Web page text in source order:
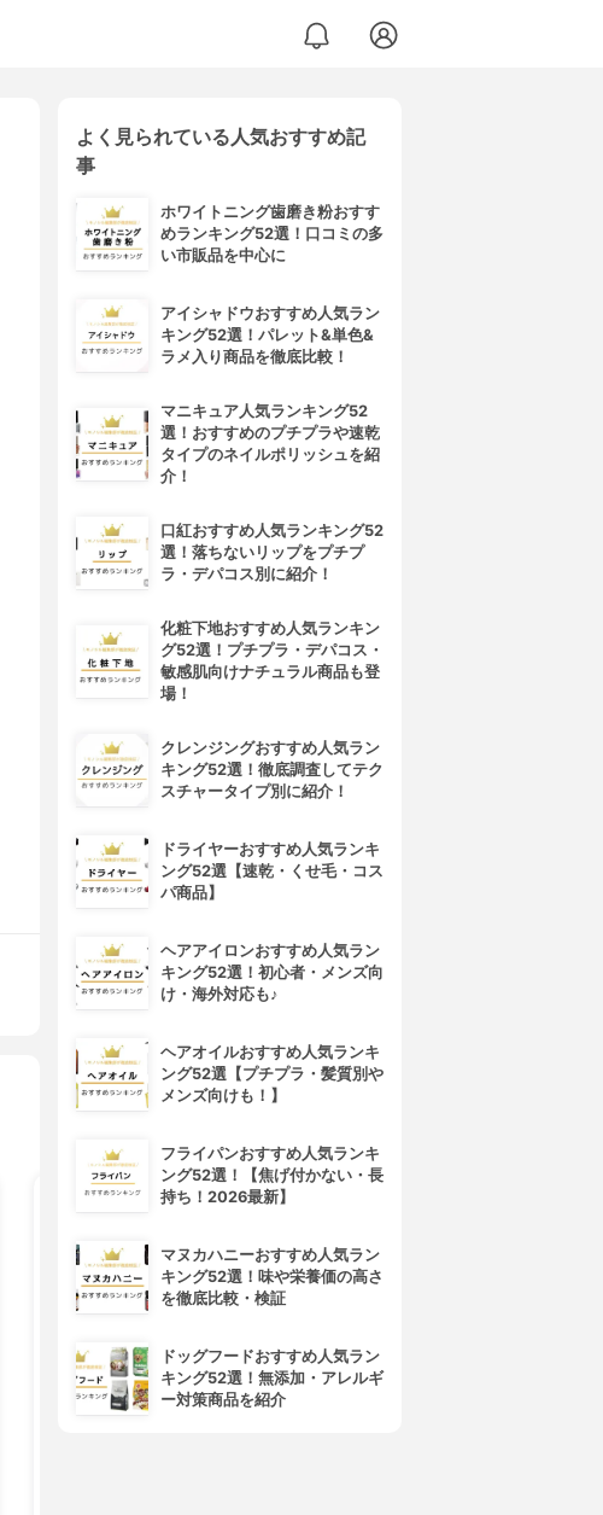
よく見られている人気おすすめ記
事
ホワイトニング歯磨き粉おすす
めランキング52選！口コミの多
い市販品を中心に
アイシャドウおすすめ人気ラン
キング52選！パレット&単色&
ラメ入り商品を徹底比較！
マニキュア人気ランキング52
選！おすすめのプチプラや速乾
タイプのネイルポリッシュを紹
介！
口紅おすすめ人気ランキング52
選！落ちないリップをプチプ
ラ・デパコス別に紹介！
化粧下地おすすめ人気ランキン
グ52選！プチプラ・デパコス・
敏感肌向けナチュラル商品も登
場！
クレンジングおすすめ人気ラン
キング52選！徹底調査してテク
スチャータイプ別に紹介！
ドライヤーおすすめ人気ランキ
ング52選【速乾・くせ毛・コス
パ商品】
ヘアアイロンおすすめ人気ラン
キング52選！初心者・メンズ向
け・海外対応も♪
ヘアオイルおすすめ人気ランキ
ング52選【プチプラ・髪質別や
メンズ向けも！】
フライパンおすすめ人気ランキ
ング52選！【焦げ付かない・長
持ち！2026最新】
マヌカハニーおすすめ人気ラン
キング52選！味や栄養価の高さ
を徹底比較・検証
ドッグフードおすすめ人気ラン
キング52選！無添加・アレルギ
ー対策商品を紹介